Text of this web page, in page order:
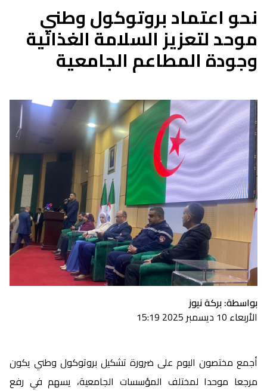
نحو اعتماد بروتوكول وطني
موحد لتعزيز السلامة الغذائية
وجودة المطاعم الجامعية
بواسطة: بركة نيوز
الأربعاء 10 ديسمبر 2025 15:19
أجمع مختصون اليوم على ضرورة تشكيل بروتوكول وطني يكون
مرجعا موحدا لمختلف المؤسسات الجامعية، يسهم في رفع